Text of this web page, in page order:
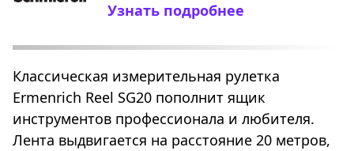
Узнать подробнее
Классическая измерительная рулетка
Ermenrich Reel SG20 пополнит ящик
инструментов профессионала и любителя.
Лента выдвигается на расстояние 20 метров,